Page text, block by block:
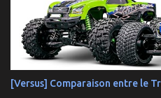
Deux Philosophies : Le Choix
Personnaliser" Rlaarlo propose la
distinctes, une décision brillante
communauté RC. D'un côté, la
complète et prête à l'emploi. De
châssis presque assemblé mais
[Versus] Comparaison entre le